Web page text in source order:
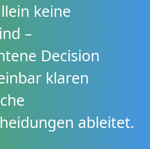
keine
–
Decision
klaren
ableitet.